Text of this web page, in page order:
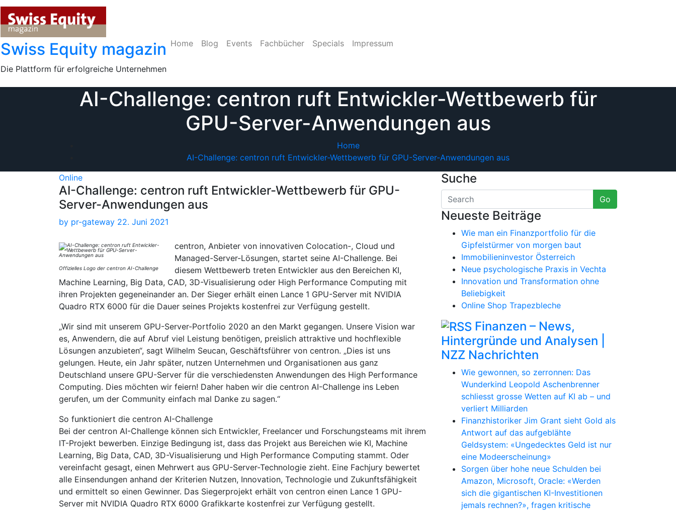
Skip
content
Swiss Equity magazin
Die Plattform für erfolgreiche Unternehmen
Home Blog Events Fachbücher Specials Impressum
AI-Challenge: centron ruft Entwickler-Wettbewerb für
GPU-Server-Anwendungen aus
Home
AI-Challenge: centron ruft Entwickler-Wettbewerb für GPU-Server-Anwendungen aus
Online
AI-Challenge: centron ruft Entwickler-Wettbewerb für GPU-
Server-Anwendungen aus
by pr-gateway 22. Juni 2021
Offizielles Logo der centron AI-Challenge
centron, Anbieter von innovativen Colocation-, Cloud und
Managed-Server-Lösungen, startet seine AI-Challenge. Bei
diesem Wettbewerb treten Entwickler aus den Bereichen KI,
Machine Learning, Big Data, CAD, 3D-Visualisierung oder High Performance Computing mit
ihren Projekten gegeneinander an. Der Sieger erhält einen Lance 1 GPU-Server mit NVIDIA
Quadro RTX 6000 für die Dauer seines Projekts kostenfrei zur Verfügung gestellt.
„Wir sind mit unserem GPU-Server-Portfolio 2020 an den Markt gegangen. Unsere Vision war
es, Anwendern, die auf Abruf viel Leistung benötigen, preislich attraktive und hochflexible
Lösungen anzubieten“, sagt Wilhelm Seucan, Geschäftsführer von centron. „Dies ist uns
gelungen. Heute, ein Jahr später, nutzen Unternehmen und Organisationen aus ganz
Deutschland unsere GPU-Server für die verschiedensten Anwendungen des High Performance
Computing. Dies möchten wir feiern! Daher haben wir die centron AI-Challenge ins Leben
gerufen, um der Community einfach mal Danke zu sagen.“
So funktioniert die centron AI-Challenge
Bei der centron AI-Challenge können sich Entwickler, Freelancer und Forschungsteams mit ihrem
IT-Projekt bewerben. Einzige Bedingung ist, dass das Projekt aus Bereichen wie KI, Machine
Learning, Big Data, CAD, 3D-Visualisierung und High Performance Computing stammt. Oder
vereinfacht gesagt, einen Mehrwert aus GPU-Server-Technologie zieht. Eine Fachjury bewertet
alle Einsendungen anhand der Kriterien Nutzen, Innovation, Technologie und Zukunftsfähigkeit
und ermittelt so einen Gewinner. Das Siegerprojekt erhält von centron einen Lance 1 GPU-
Server mit NVIDIA Quadro RTX 6000 Grafikkarte kostenfrei zur Verfügung gestellt.
Suche
Go
Neueste Beiträge
Wie man ein Finanzportfolio für die
Gipfelstürmer von morgen baut
Immobilieninvestor Österreich
Neue psychologische Praxis in Vechta
Innovation und Transformation ohne
Beliebigkeit
Online Shop Trapezbleche
Finanzen – News,
Hintergründe und Analysen |
NZZ Nachrichten
Wie gewonnen, so zerronnen: Das
Wunderkind Leopold Aschenbrenner
schliesst grosse Wetten auf KI ab – und
verliert Milliarden
Finanzhistoriker Jim Grant sieht Gold als
Antwort auf das aufgeblähte
Geldsystem: «Ungedecktes Geld ist nur
eine Modeerscheinung»
Sorgen über hohe neue Schulden bei
Amazon, Microsoft, Oracle: «Werden
sich die gigantischen KI-Investitionen
jemals rechnen?», fragen kritische